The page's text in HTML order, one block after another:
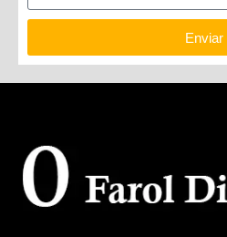
Enviar